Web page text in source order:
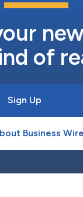
of
Sign Up
Business Wire